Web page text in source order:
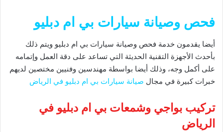
فحص وصيانة سيارات بي ام دبليو
أيضا يقدمون خدمة فحص وصيانة سيارات بي ام دبليو ويتم ذلك
بأحدث الأجهزة التقنية الحديثة التي تساعد على دقة العمل وإتمامه
على أكمل وجه، وذلك أيضا بواسطة مهندسين وفنيين مختصين لديهم
خبرات كبيرة في مجال صيانة سيارات بي ام دبليو في الرياض
تركيب بواجي وشمعات بي ام دبليو في
الرياض